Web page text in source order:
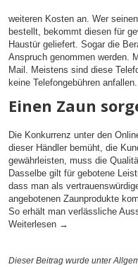
weiteren Kosten an. Wer
bestellt, bekommt diesen für
Haustür geliefert. Sogar die
Anspruch genommen werden.
Mail. Meistens sind diese
keine Telefongebühren anfallen.
Einen Zaun
Die Konkurrenz unter den
dieser Händler bemüht, die
gewährleisten, muss die
Dasselbe gilt für gebotene
dass man als
angebotenen Zaunprodukte
So erhält man verlässliche
Weiterlesen →
Dieser Beitrag wurde unter